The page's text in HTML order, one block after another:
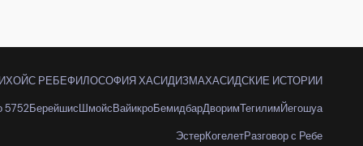
РЕБЕФИЛОСОФИЯ ХАСИДИЗМАХАСИДСКИЕ ИСТОРИИ
5752БерейшисШмойсВайикроБемидбарДворимТегилимЙегошуа
ЭстерКогелетРазговор с Ребе